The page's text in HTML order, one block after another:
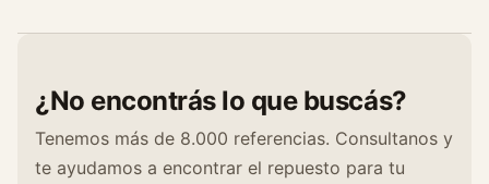
¿No encontrás lo que buscás?
Tenemos más de 8.000 referencias. Consultanos y
te ayudamos a encontrar el repuesto para tu